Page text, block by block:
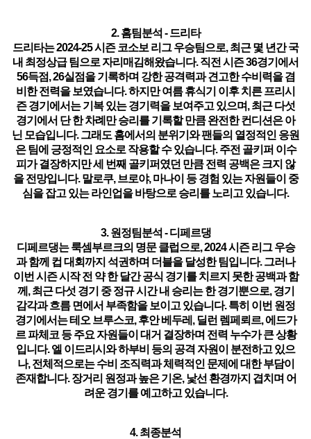
2. 홈팀분석 - 드리타
드리타는 2024-25 시즌 코소보 리그 우승팀으로, 최근 몇 년간 국
내 최정상급 팀으로 자리매김해왔습니다.직전 시즌 36경기에서
56득점, 26실점을 기록하며 강한 공격력과 견고한 수비력을 겸
비한 전력을 보였습니다. 하지만 여름 휴식기 이후 치른 프리시
즌 경기에서는 기복 있는 경기력을 보여주고 있으며,최근 다섯
경기에서 단 한 차례만 승리 를 기록할 만큼 완전한 컨디션은 아
닌 모습입니다. 그래도 홈에서의 분위기와 팬들의 열정적인 응원
은 팀에 긍정적인 요소로 작용할 수 있습니다. 주전 골키퍼 이수
피가 결장하지만 세 번째 골키퍼였던 만큼 전력 공백은 크지 않
을 전망입니다.말로쿠, 브로야, 마나이 등 경험 있는 자원들이 중
심을 잡고 있는 라인업을 바탕으로 승리를 노리고 있습니다.
3. 원정팀분석 - 디페르댕
디페르댕는 룩셈부르크의 명문 클럽으로,2024 시즌 리그 우승
과 함께 컵 대회까지 석권하며 더블을 달성한 팀입니다. 그러나
이번 시즌 시작 전 약 한 달간 공식 경기를 치르지 못한 공백과 함
께,최근 다섯 경기 중 정규 시간 내 승리는 한 경기뿐으로, 경기
감각과 흐름 면에서 부족함을 보이고 있습니다. 특히 이번 원정
경기에서는테오 브루스코, 후안 베두레, 딜런 렘페뢰르, 에드가
르 파체코 등 주요 자원들이 대거 결장하며 전력 누수가 큰 상황
입니다.엘 이드리시와 하부비 등의 공격 자원이 분전하고 있으
나, 전체적으로는 수비 조직력과 체력적인 문제에 대한 부담이
존재합니다.장거리 원정과 높은 기온, 낯선 환경까지 겹치며 어
려운 경기를 예고하고 있습니다.
4. 최종분석